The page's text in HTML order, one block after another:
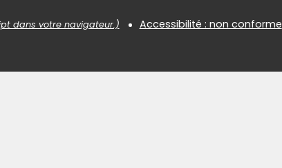
dans votre navigateur.)
Accessibilité : non conforme